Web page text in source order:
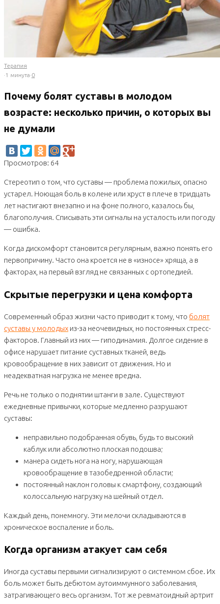
Терапия
·1 минута·0
Почему болят суставы в молодом
возрасте: несколько причин, о которых вы
не думали
Просмотров: 64
Стереотип о том, что суставы — проблема пожилых, опасно
устарел. Ноющая боль в колене или хруст в плече в тридцать
лет настигают внезапно и на фоне полного, казалось бы,
благополучия. Списывать эти сигналы на усталость или погоду
— ошибка.
Когда дискомфорт становится регулярным, важно понять его
первопричину. Часто она кроется не в «износе» хряща, а в
факторах, на первый взгляд не связанных с ортопедией.
Скрытые перегрузки и цена комфорта
Современный образ жизни часто приводит к тому, что болят
суставы у молодых из-за неочевидных, но постоянных стресс-
факторов. Главный из них — гиподинамия. Долгое сидение в
офисе нарушает питание суставных тканей, ведь
кровообращение в них зависит от движения. Но и
неадекватная нагрузка не менее вредна.
Речь не только о поднятии штанги в зале. Существуют
ежедневные привычки, которые медленно разрушают
суставы:
неправильно подобранная обувь, будь то высокий
каблук или абсолютно плоская подошва;
манера сидеть нога на ногу, нарушающая
кровообращение в тазобедренной области;
постоянный наклон головы к смартфону, создающий
колоссальную нагрузку на шейный отдел.
Каждый день, понемногу. Эти мелочи складываются в
хроническое воспаление и боль.
Когда организм атакует сам себя
Иногда суставы первыми сигнализируют о системном сбое. Их
боль может быть дебютом аутоиммунного заболевания,
затрагивающего весь организм. Тот же ревматоидный артрит